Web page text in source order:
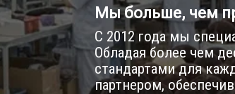
Мы больше, чем
С 2012 года мы
Обладая более чем
стандартами для
партнером,